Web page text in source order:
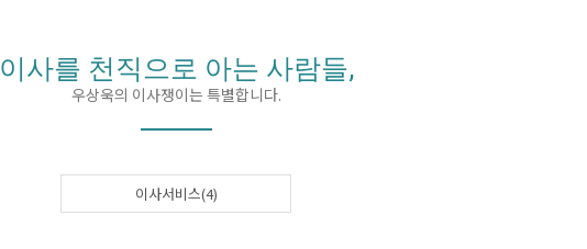
이사를 천직으로 아는 사람들,
우상욱의 이사쟁이는 특별합니다.
이사서비스(4)